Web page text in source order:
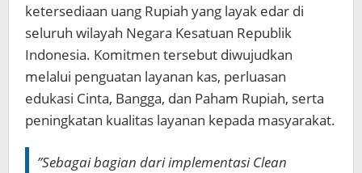
ketersediaan uang Rupiah yang layak edar di
seluruh wilayah Negara Kesatuan Republik
Indonesia. Komitmen tersebut diwujudkan
melalui penguatan layanan kas, perluasan
edukasi Cinta, Bangga, dan Paham Rupiah, serta
peningkatan kualitas layanan kepada masyarakat.
”Sebagai bagian dari implementasi Clean